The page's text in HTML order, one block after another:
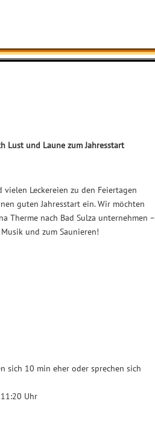
Lust und Laune zum Jahresstart
Leckereien zu den Feiertagen
guten Jahresstart ein. Wir möchten
Therme nach Bad Sulza unternehmen –
und zum Saunieren!
sich 10 min eher oder sprechen sich
Uhr